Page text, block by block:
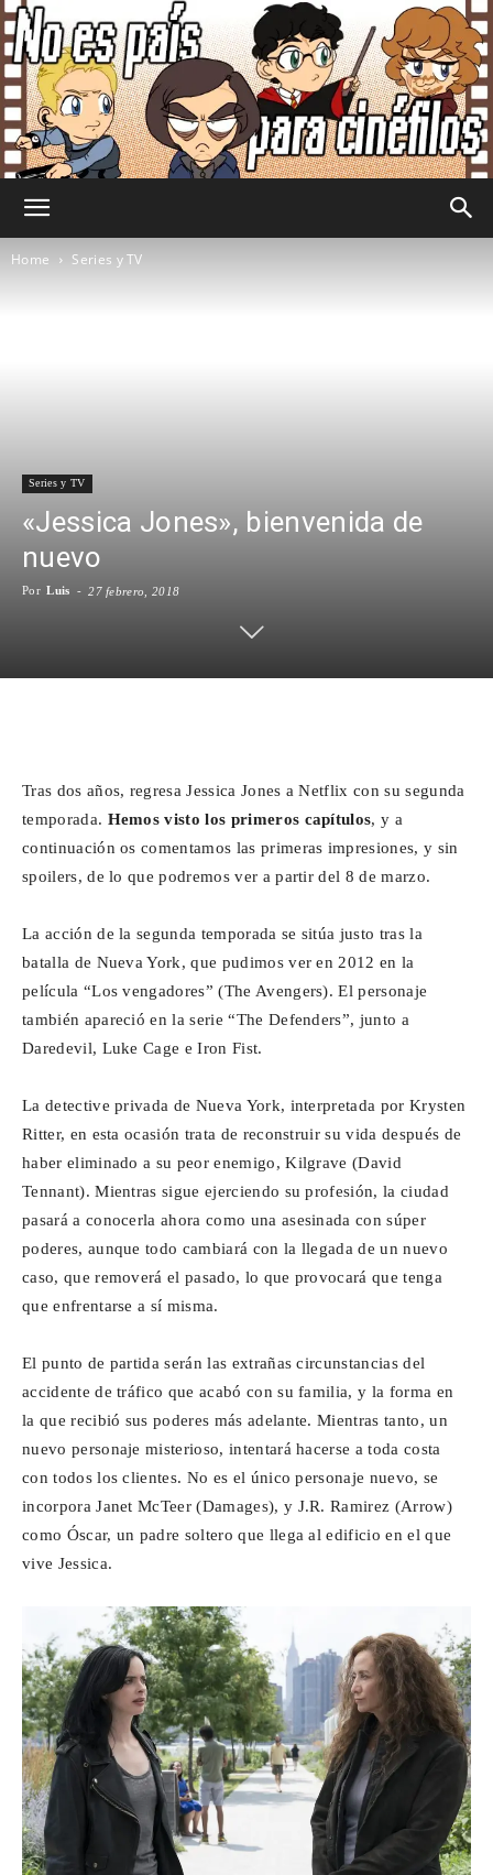
Para
Cinéfilos
Home Series y TV
Series y TV
«Jessica Jones», bienvenida de
nuevo
Por Luis - 27 febrero, 2018
Tras dos años, regresa Jessica Jones a Netflix con su segunda
temporada. Hemos visto los primeros capítulos, y a
continuación os comentamos las primeras impresiones, y sin
spoilers, de lo que podremos ver a partir del 8 de marzo.
La acción de la segunda temporada se sitúa justo tras la
batalla de Nueva York, que pudimos ver en 2012 en la
película “Los vengadores” (The Avengers). El personaje
también apareció en la serie “The Defenders”, junto a
Daredevil, Luke Cage e Iron Fist.
La detective privada de Nueva York, interpretada por Krysten
Ritter, en esta ocasión trata de reconstruir su vida después de
haber eliminado a su peor enemigo, Kilgrave (David
Tennant). Mientras sigue ejerciendo su profesión, la ciudad
pasará a conocerla ahora como una asesinada con súper
poderes, aunque todo cambiará con la llegada de un nuevo
caso, que removerá el pasado, lo que provocará que tenga
que enfrentarse a sí misma.
El punto de partida serán las extrañas circunstancias del
accidente de tráfico que acabó con su familia, y la forma en
la que recibió sus poderes más adelante. Mientras tanto, un
nuevo personaje misterioso, intentará hacerse a toda costa
con todos los clientes. No es el único personaje nuevo, se
incorpora Janet McTeer (Damages), y J.R. Ramirez (Arrow)
como Óscar, un padre soltero que llega al edificio en el que
vive Jessica.